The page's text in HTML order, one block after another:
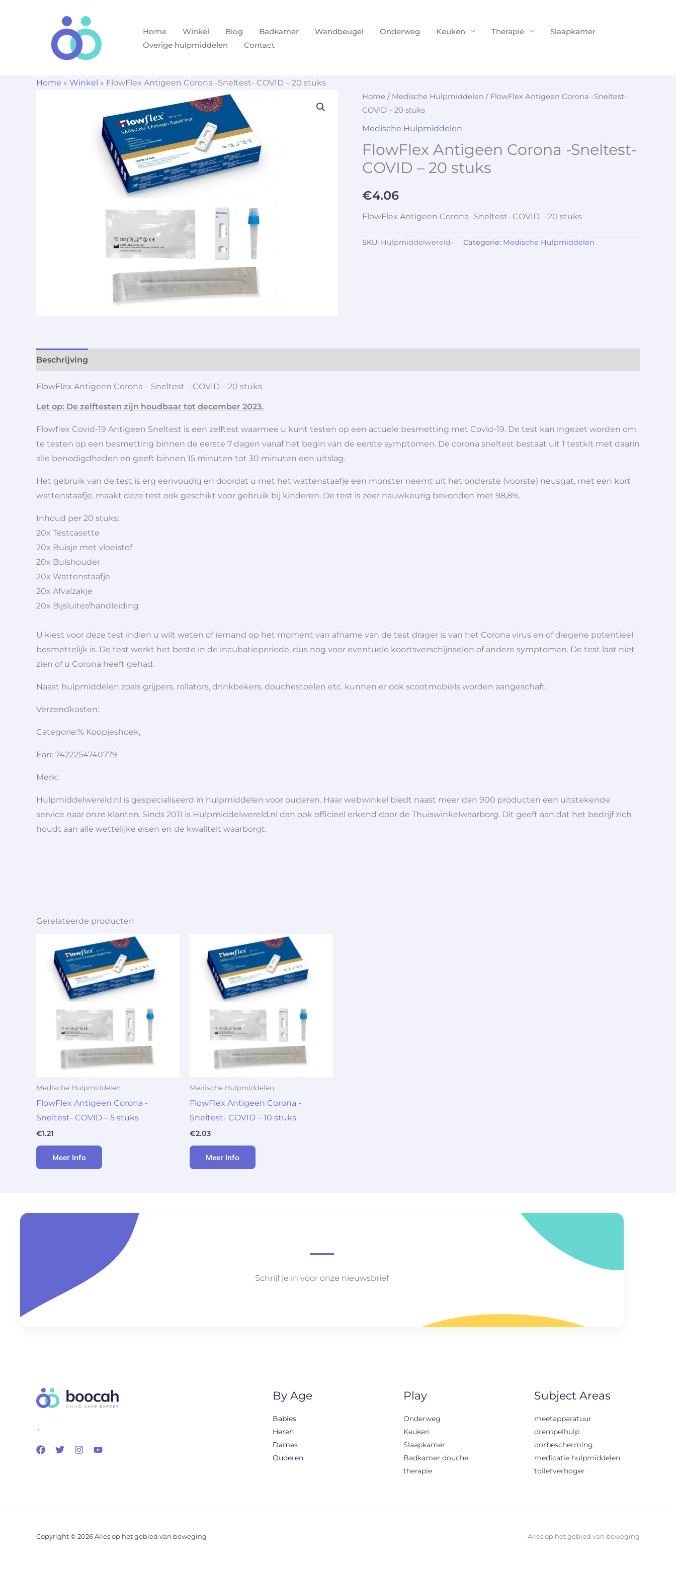
Home Winkel Blog Badkamer Wandbeugel Onderweg Keuken Therapie
Slaapkamer
Overige hulpmiddelen
Contact
Home » Winkel » FlowFlex Antigeen Corona -Sneltest- COVID – 20 stuks
Home / Medische Hulpmiddelen / FlowFlex Antigeen Corona -Sneltest-
COVID – 20 stuks
Medische Hulpmiddelen
FlowFlex Antigeen Corona -Sneltest-
COVID – 20 stuks
€4.06
FlowFlex Antigeen Corona -Sneltest- COVID – 20 stuks
SKU: Hulpmiddelwereld- Categorie: Medische Hulpmiddelen
Beschrijving
FlowFlex Antigeen Corona – Sneltest – COVID – 20 stuks
Let op: De zelftesten zijn houdbaar tot december 2023.
Flowflex Covid-19 Antigeen Sneltest is een zelftest waarmee u kunt testen op een actuele besmetting met Covid-19. De test kan ingezet worden om
te testen op een besmetting binnen de eerste 7 dagen vanaf het begin van de eerste symptomen. De corona sneltest bestaat uit 1 testkit met daarin
alle benodigdheden en geeft binnen 15 minuten tot 30 minuten een uitslag.
Het gebruik van de test is erg eenvoudig en doordat u met het wattenstaafje een monster neemt uit het onderste (voorste) neusgat, met een kort
wattenstaafje, maakt deze test ook geschikt voor gebruik bij kinderen. De test is zeer nauwkeurig bevonden met 98,8%.
Inhoud per 20 stuks:
20x Testcasette
20x Buisje met vloeistof
20x Buishouder
20x Wattenstaafje
20x Afvalzakje
20x Bijsluiter/handleiding
U kiest voor deze test indien u wilt weten of iemand op het moment van afname van de test drager is van het Corona virus en of diegene potentieel
besmettelijk is. De test werkt het beste in de incubatieperiode, dus nog voor eventuele koortsverschijnselen of andere symptomen. De test laat niet
zien of u Corona heeft gehad.
Naast hulpmiddelen zoals grijpers, rollators, drinkbekers, douchestoelen etc. kunnen er ook scootmobiels worden aangeschaft.
Verzendkosten:
Categorie:% Koopjeshoek,
Ean: 7422254740779
Merk:
Hulpmiddelwereld.nl is gespecialiseerd in hulpmiddelen voor ouderen. Haar webwinkel biedt naast meer dan 900 producten een uitstekende
service naar onze klanten. Sinds 2011 is Hulpmiddelwereld.nl dan ook officieel erkend door de Thuiswinkelwaarborg. Dit geeft aan dat het bedrijf zich
houdt aan alle wettelijke eisen en de kwaliteit waarborgt.
Gerelateerde producten
Medische Hulpmiddelen
FlowFlex Antigeen Corona -
Sneltest- COVID – 5 stuks
€1.21
Meer Info
Medische Hulpmiddelen
FlowFlex Antigeen Corona -
Sneltest- COVID – 10 stuks
€2.03
Meer Info
Schrijf je in voor onze nieuwsbrief
..
By Age
Babies
Heren
Dames
Ouderen
Play
Onderweg
Keuken
Slaapkamer
Badkamer douche
therapie
Subject Areas
meetapparatuur
drempelhulp
oorbescherming
medicatie hulpmiddelen
toiletverhoger
Copyright © 2026 Alles op het gebied van beweging Alles op het gebied van beweging